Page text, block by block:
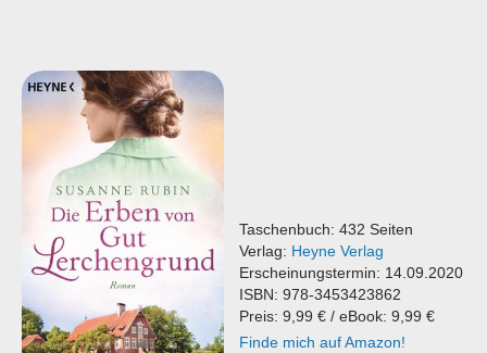
Taschenbuch: 432 Seiten
Verlag: Heyne Verlag
Erscheinungstermin: 14.09.2020
ISBN: 978-3453423862
Preis: 9,99 € / eBook: 9,99 €
Finde mich auf Amazon!